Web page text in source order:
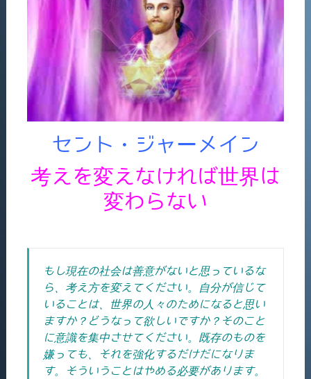
セント・ジャーメイン
考えを変えなければ世界は
変わらない
もし現在の社会は善意がないと思っているな
ら、考え方を変えてください。自分が信じて
いることは、世界の人々のためになると思い
ますか？どうなって欲しいですか？そのこと
に意識を集中させてください。既存のものを
嫌っても、それを強化するだけだになりま
す。そういうことはやめる必要があります。